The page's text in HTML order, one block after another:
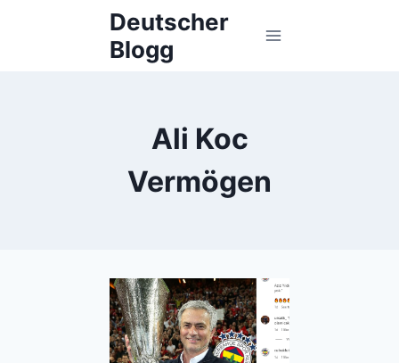
Deutscher
Blogg
Ali Koc
Vermögen